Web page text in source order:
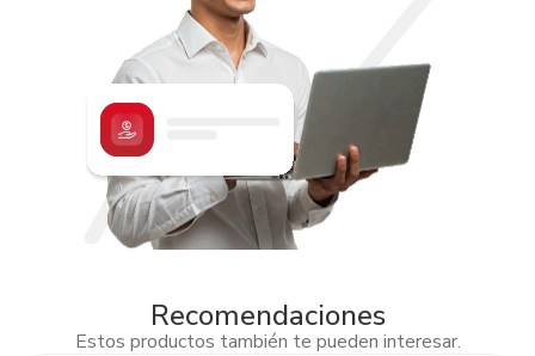
El servicio es exclusivo para personas naturales.
Proporcionar nombre completo, dirección, teléfono, estado y
Recomendaciones
Estos productos también te pueden interesar.